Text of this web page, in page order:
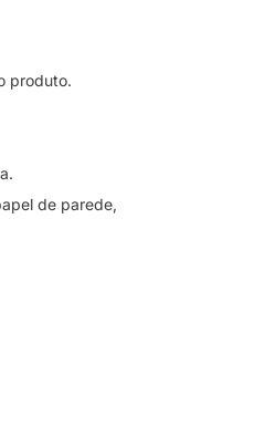
produto.
de parede,